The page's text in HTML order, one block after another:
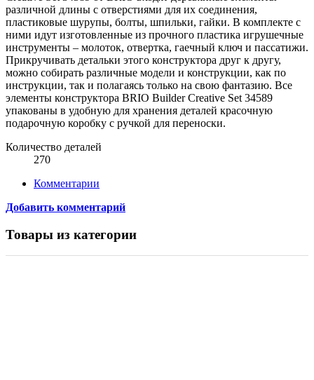
различной длины с отверстиями для их соединения,
пластиковые шурупы, болты, шпильки, гайки. В комплекте с
ними идут изготовленные из прочного пластика игрушечные
инструменты – молоток, отвертка, гаечный ключ и пассатижи.
Прикручивать детальки этого конструктора друг к другу,
можно собирать различные модели и конструкции, как по
инструкции, так и полагаясь только на свою фантазию. Все
элементы конструктора BRIO Builder Creative Set 34589
упакованы в удобную для хранения деталей красочную
подарочную коробку с ручкой для переноски.
Количество деталей
270
Комментарии
Добавить комментарий
Товары из категории